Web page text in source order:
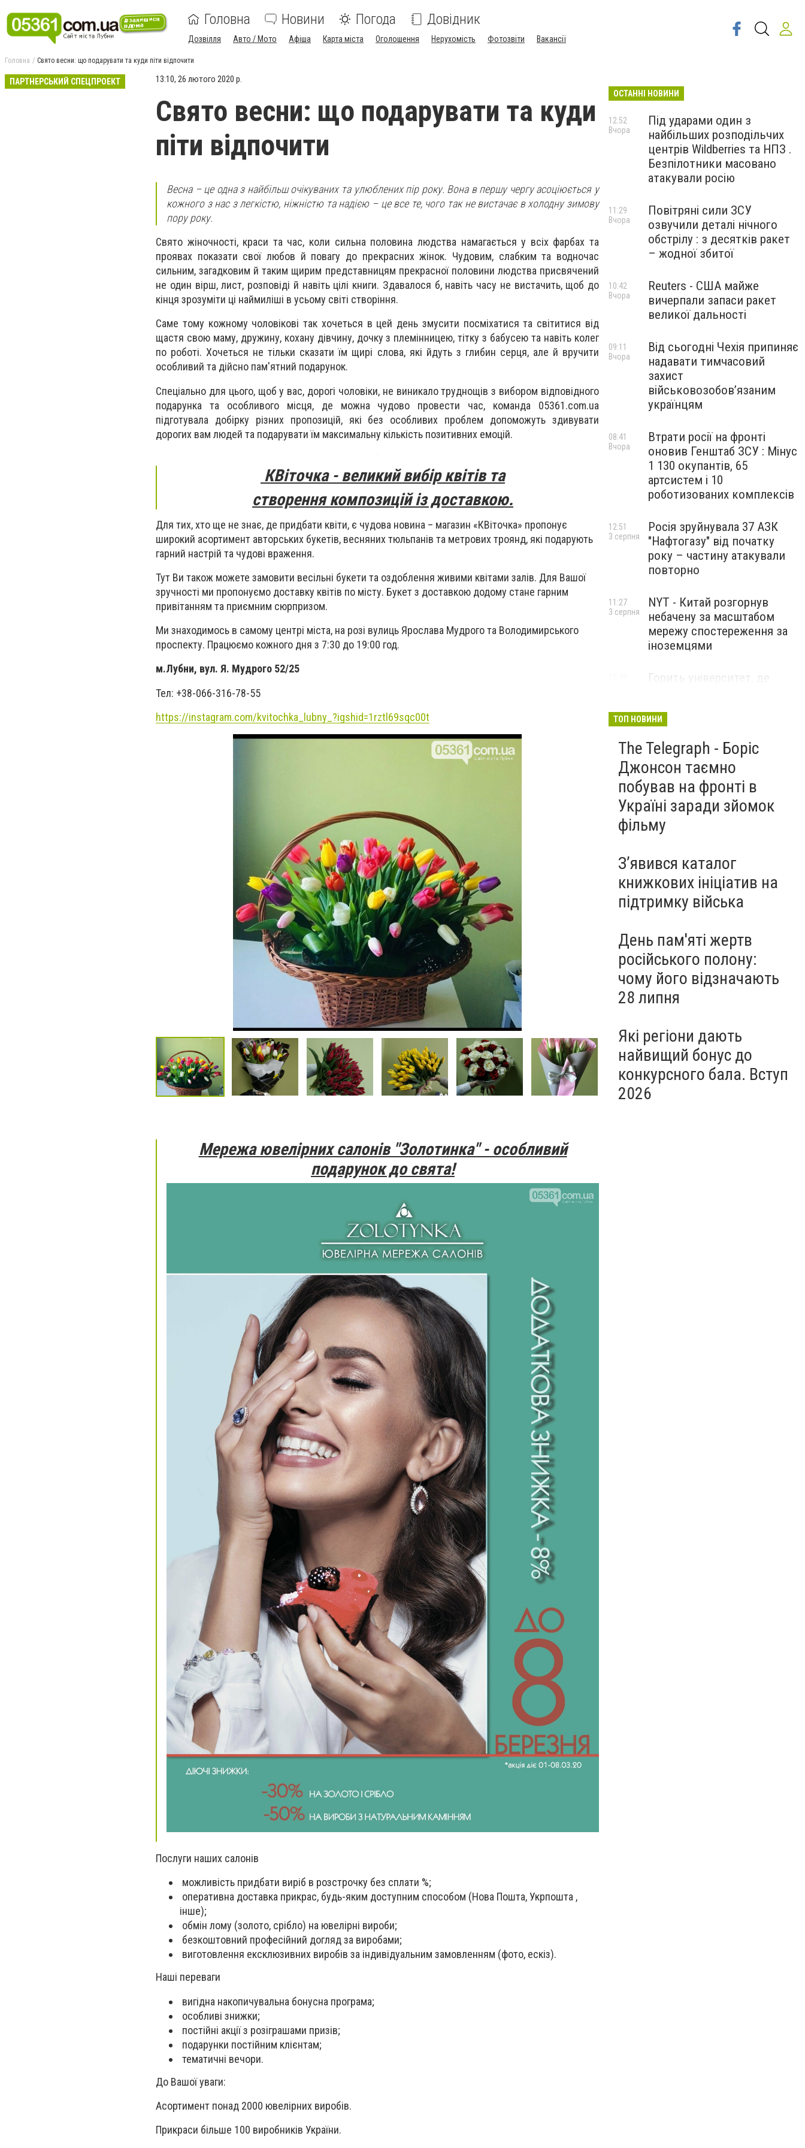
Головна Новини Погода Довідник
Дозвілля Авто / Мото Афіша Карта міста Оголошення Нерухомість Фотозвіти Вакансії
Головна Свято весни: що подарувати та куди піти відпочити
ПАРТНЕРСЬКИЙ СПЕЦПРОЕКТ 13:10, 26 лютого 2020 р.
Свято весни: що подарувати та куди
піти відпочити
Весна – це одна з найбільш очікуваних та улюблених пір року. Вона в першу чергу асоціюється у
кожного з нас з легкістю, ніжністю та надією – це все те, чого так не вистачає в холодну зимову
пору року.
Свято жіночності, краси та час, коли сильна половина людства намагається у всіх фарбах та
проявах показати свої любов й повагу до прекрасних жінок. Чудовим, слабким та водночас
сильним, загадковим й таким щирим представницям прекрасної половини людства присвячений
не один вірш, лист, розповіді й навіть цілі книги. Здавалося б, навіть часу не вистачить, щоб до
кінця зрозуміти ці наймиліші в усьому світі створіння.
Саме тому кожному чоловікові так хочеться в цей день змусити посміхатися та світитися від
щастя свою маму, дружину, кохану дівчину, дочку з племінницею, тітку з бабусею та навіть колег
по роботі. Хочеться не тільки сказати їм щирі слова, які йдуть з глибин серця, але й вручити
особливий та дійсно пам'ятний подарунок.
Спеціально для цього, щоб у вас, дорогі чоловіки, не виникало труднощів з вибором відповідного
подарунка та особливого місця, де можна чудово провести час, команда 05361.com.ua
підготувала добірку різних пропозицій, які без особливих проблем допоможуть здивувати
дорогих вам людей та подарувати їм максимальну кількість позитивних емоцій.
КВіточка - великий вибір квітів та
створення композицій із доставкою.
Для тих, хто ще не знає, де придбати квіти, є чудова новина – магазин «КВіточка» пропонує
широкий асортимент авторських букетів, весняних тюльпанів та метрових троянд, які подарують
гарний настрій та чудові враження.
Тут Ви також можете замовити весільні букети та оздоблення живими квітами залів. Для Вашої
зручності ми пропонуємо доставку квітів по місту. Букет з доставкою додому стане гарним
привітанням та приємним сюрпризом.
Ми знаходимось в самому центрі міста, на розі вулиць Ярослава Мудрого та Володимирського
проспекту. Працюємо кожного дня з 7:30 до 19:00 год.
м.Лубни, вул. Я. Мудрого 52/25
Тел: +38-066-316-78-55
https://instagram.com/kvitochka lubny _?igshid=1rztl69sqc00t
Мережа ювелірних салонів "Золотинка" - особливий
подарунок до свята!
Послуги наших салонів
можливість придбати виріб в розстрочку без сплати %;
оперативна доставка прикрас, будь-яким доступним способом (Нова Пошта, Укрпошта ,
інше);
обмін лому (золото, срібло) на ювелірні вироби;
безкоштовний професійний догляд за виробами;
виготовлення ексклюзивних виробів за індивідуальним замовленням (фото, ескіз).
Наші переваги
вигідна накопичувальна бонусна програма;
особливі знижки;
постійні акції з розіграшами призів;
подарунки постійним клієнтам;
тематичні вечори.
До Вашої уваги:
Асортимент понад 2000 ювелірних виробів.
Прикраси більше 100 виробників України.
ОСТАННІ НОВИНИ
Під ударами один з
найбільших розподільчих
центрів Wildberries та НПЗ .
Безпілотники масовано
атакували росію
12:52
Вчора
Повітряні сили ЗСУ
озвучили деталі нічного
обстрілу : з десятків ракет
– жодної збитої
11:29
Вчора
Reuters - США майже
вичерпали запаси ракет
великої дальності
10:42
Вчора
Від сьогодні Чехія припиняє
надавати тимчасовий
захист
військовозобов’язаним
українцям
09:11
Вчора
Втрати росії на фронті
оновив Генштаб ЗСУ : Мінус
1 130 окупантів, 65
артсистем і 10
роботизованих комплексів
08:41
Вчора
Росія зруйнувала 37 АЗК
"Нафтогазу" від початку
року – частину атакували
повторно
12:51
3 серпня
NYT - Китай розгорнув
небачену за масштабом
мережу спостереження за
іноземцями
11:27
3 серпня
Горить університет, де
ТОП НОВИНИ
The Telegraph - Боріс
Джонсон таємно
побував на фронті в
Україні заради зйомок
фільму
З’явився каталог
книжкових ініціатив на
підтримку війська
День пам'яті жертв
російського полону:
чому його відзначають
28 липня
Які регіони дають
найвищий бонус до
конкурсного бала. Вступ
2026